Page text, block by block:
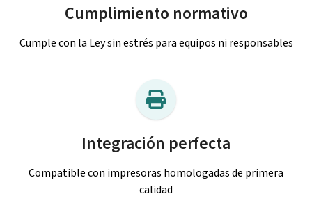
Cumplimiento normativo
Cumple con la Ley sin estrés para equipos ni responsables
Integración perfecta
Compatible con impresoras homologadas de primera
calidad